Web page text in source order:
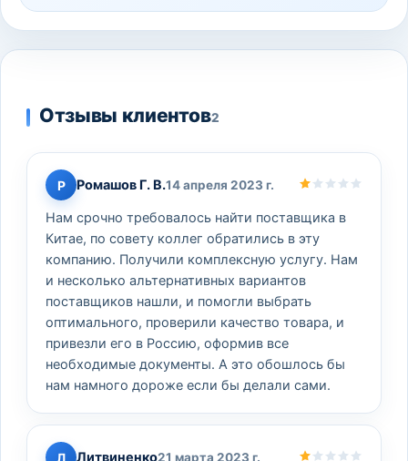
Отзывы клиентов2
Р Ромашов Г. В.14 апреля 2023 г.
Нам срочно требовалось найти поставщика в
Китае, по совету коллег обратились в эту
компанию. Получили комплексную услугу. Нам
и несколько альтернативных вариантов
поставщиков нашли, и помогли выбрать
оптимального, проверили качество товара, и
привезли его в Россию, оформив все
необходимые документы. А это обошлось бы
нам намного дороже если бы делали сами.
Л Литвиненко21 марта 2023 г.